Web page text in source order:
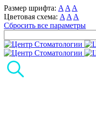
Размер шрифта: A A A
Цветовая схема: A A A
Сбросить все параметры